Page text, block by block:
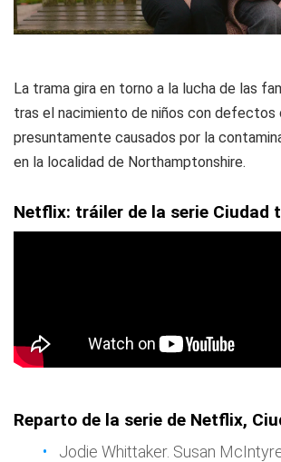
La trama gira en torno a la lucha de las
tras el nacimiento de niños con defectos
presuntamente causados por la
en la localidad de Northamptonshire.
Netflix: tráiler de la serie Ciudad
Reparto de la serie de Netflix,
Jodie Whittaker. Susan